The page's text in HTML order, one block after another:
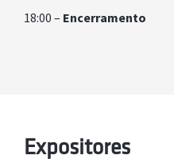
18:00 – Encerramento
Expositores